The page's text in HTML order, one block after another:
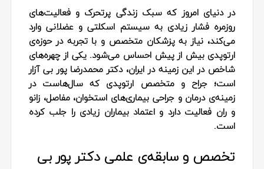
در دنیای امروز که سبک زندگی پرتحرک و فعالیت‌های
روزمره فشار زیادی به سیستم اسکلتی و عضلانی وارد
می‌کند، نیاز به پزشکان متخصص و با تجربه در حوزه‌ی
ارتوپدی بیش از پیش احساس می‌شود. یکی از چهره‌های
شاخص در این زمینه در ایران، دکتر محمدرضا پور بی‌ آزار
است؛ جراح و متخصص ارتوپدی که سال‌هاست در
زمینه‌ی درمان و جراحی بیماری‌های استخوان، مفاصل، زانو
و ران فعالیت دارد و اعتماد بیماران زیادی را جلب کرده
است.
تخصص و سابقه‌ی علمی دکتر پور بی‌